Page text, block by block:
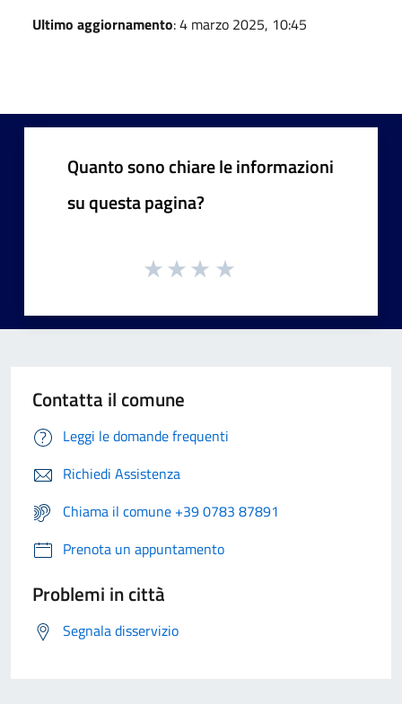
Ultimo aggiornamento: 4 marzo 2025, 10:45
Quanto sono chiare le informazioni
su questa pagina?
Contatta il comune
Leggi le domande frequenti
Richiedi Assistenza
Chiama il comune +39 0783 87891
Prenota un appuntamento
Problemi in città
Segnala disservizio